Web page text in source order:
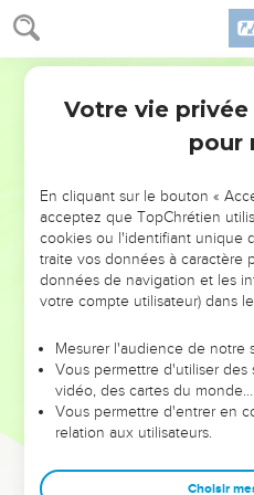
NE MANQUEZ
DE
ET SI LEURS ERREURS
leur foi ou leur vision. Mais on
et les saisons difficiles qu'ils
sont elles qui
Dans cette conférence,
clés pour avancer avec plus
Votre vie
pour
En cliquant sur le bouton «
acceptez que TopChrétien
cookies ou l'identifiant unique
traite vos données à caractère
données de navigation et les
votre compte utilisateur) dans
Mesurer l'audience de notre
Vous permettre d'utiliser
vidéo, des cartes du monde…
Vous permettre d'entrer en
relation aux utilisateurs.
Choisir